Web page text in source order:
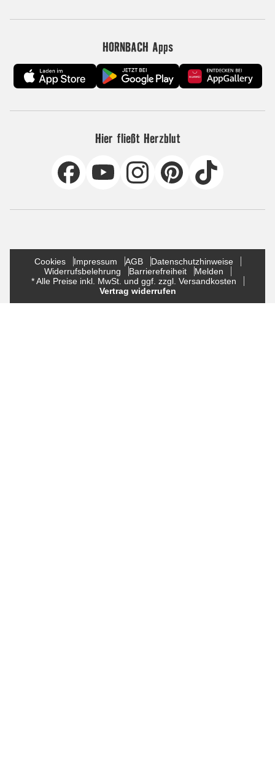
HORNBACH Apps
Hier fließt Herzblut
Cookies Impressum AGB
Datenschutzhinweise
Widerrufsbelehrung
Barrierefreiheit
Melden
* Alle Preise inkl. MwSt. und ggf. zzgl. Versandkosten
Vertrag widerrufen